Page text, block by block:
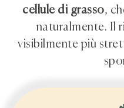
cellule di grasso,
naturalmente. Il
visibilmente più